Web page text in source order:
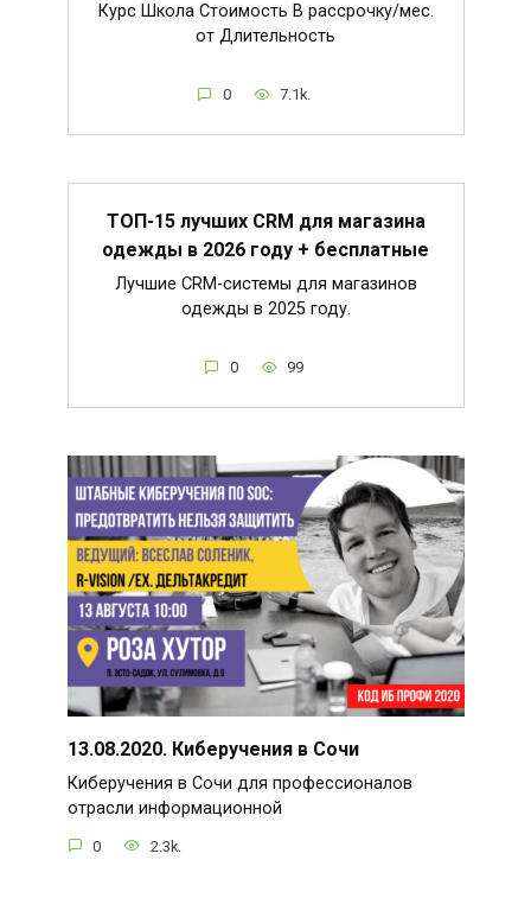
Курс Школа Стоимость В рассрочку/мес.
от Длительность
0 7.1k.
ТОП-15 лучших CRM для магазина
одежды в 2026 году + бесплатные
Лучшие CRM-системы для магазинов
одежды в 2025 году.
0 99
13.08.2020. Киберучения в Сочи
Киберучения в Сочи для профессионалов
отрасли информационной
0 2.3k.